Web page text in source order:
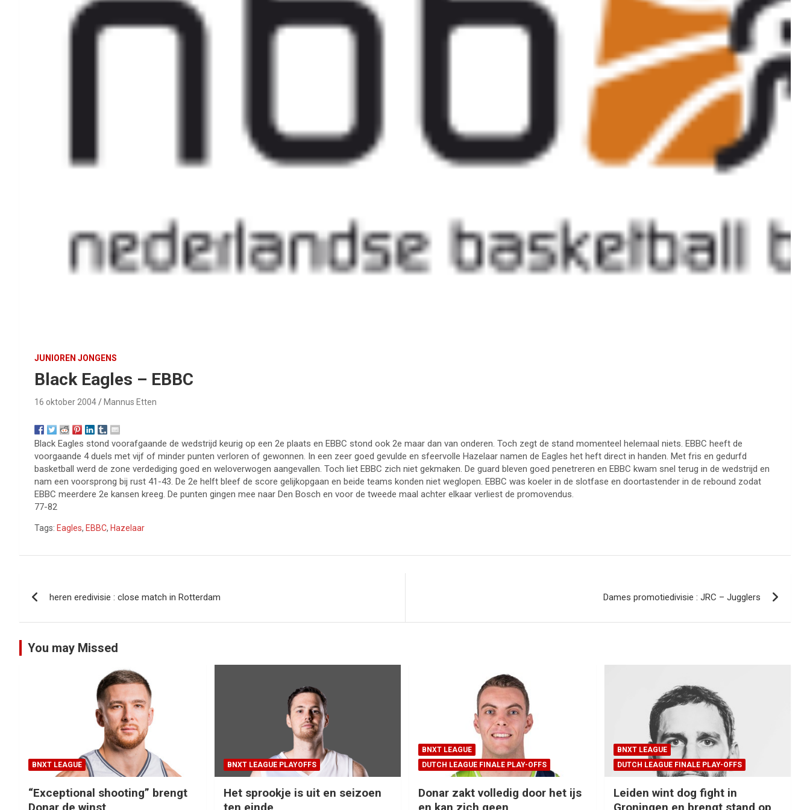
JUNIOREN JONGENS
Black Eagles – EBBC
16 oktober 2004 Mannus Etten
Black Eagles stond voorafgaande de wedstrijd keurig op een 2e plaats en EBBC stond ook 2e maar dan van onderen. Toch zegt de stand momenteel helemaal niets. EBBC heeft de
voorgaande 4 duels met vijf of minder punten verloren of gewonnen. In een zeer goed gevulde en sfeervolle Hazelaar namen de Eagles het heft direct in handen. Met fris en gedurfd
basketball werd de zone verdediging goed en weloverwogen aangevallen. Toch liet EBBC zich niet gekmaken. De guard bleven goed penetreren en EBBC kwam snel terug in de wedstrijd en
nam een voorsprong bij rust 41-43. De 2e helft bleef de score gelijkopgaan en beide teams konden niet weglopen. EBBC was koeler in de slotfase en doortastender in de rebound zodat
EBBC meerdere 2e kansen kreeg. De punten gingen mee naar Den Bosch en voor de tweede maal achter elkaar verliest de promovendus.
77-82
Tags: Eagles, EBBC, Hazelaar
navigatie
heren eredivisie : close match in Rotterdam Dames promotiedivisie : JRC – Jugglers
You may Missed
BNXT LEAGUE
“Exceptional shooting” brengt
Donar de winst
BNXT LEAGUE PLAYOFFS
Het sprookje is uit en seizoen
ten einde
BNXT LEAGUE
DUTCH LEAGUE FINALE PLAY-OFFS
Donar zakt volledig door het ijs
en kan zich geen
BNXT LEAGUE
DUTCH LEAGUE FINALE PLAY-OFFS
Leiden wint dog fight in
Groningen en brengt stand op